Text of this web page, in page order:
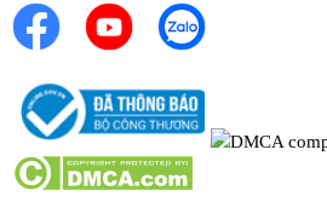
còn có thể dùng để làm sạch sân
hay đường bê tông - giúp không
Tiết kiệm nước và thời gian: So
máy rửa cao áp sử dụng áp lực
nhanh và ít tốn nước hơn - giúp
nước và thời gian vệ sinh.